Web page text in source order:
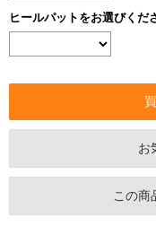
ヒールパットをお選びくだ
お
この商